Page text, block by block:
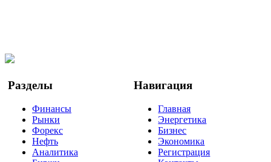
Разделы
Финансы
Рынки
Форекс
Нефть
Аналитика
Навигация
Главная
Энергетика
Бизнес
Экономика
Регистрация